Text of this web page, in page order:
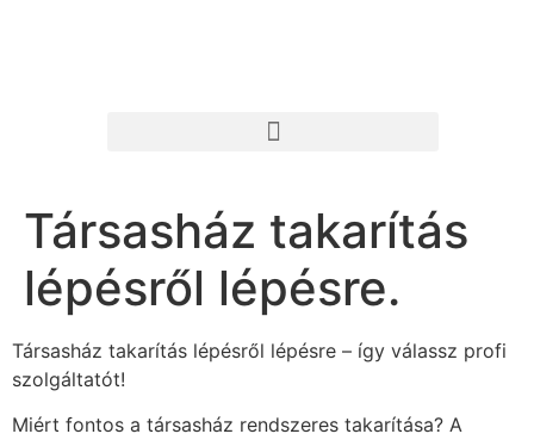
Társasház takarítás
lépésről lépésre.
Társasház takarítás lépésről lépésre – így válassz profi
szolgáltatót!
Miért fontos a társasház rendszeres takarítása? A